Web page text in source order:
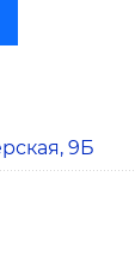
9Б